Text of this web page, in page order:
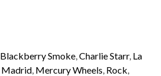
Blackberry Smoke, Charlie Starr, La
Madrid, Mercury Wheels Rock